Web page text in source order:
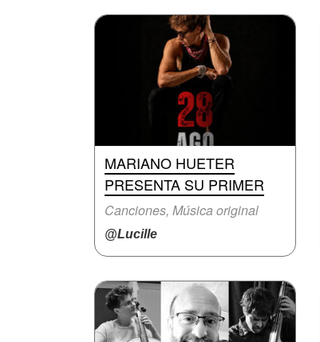
MARIANO HUETER
PRESENTA SU PRIMER
Canciones, Música original
@Lucille